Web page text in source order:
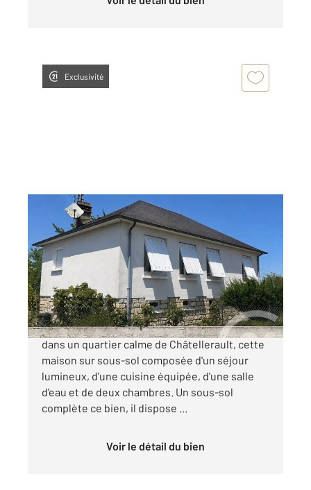
Exclusivité
CHATELLERAULT 86
66,38 m2, 3 pièces
Ref : 11872
Maison à vendre
118 640 €
CENTURY 21 Châtellerault Venez découvrir
dans un quartier calme de Châtellerault, cette
maison sur sous-sol composée d'un séjour
lumineux, d'une cuisine équipée, d'une salle
d'eau et de deux chambres. Un sous-sol
complète ce bien, il dispose ...
Voir le détail du bien